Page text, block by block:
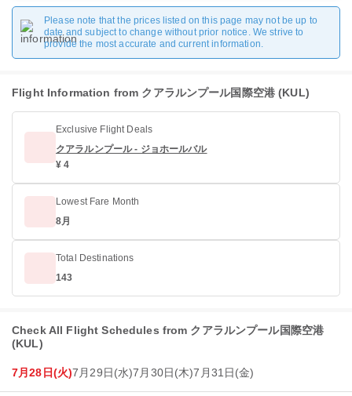
Please note that the prices listed on this page may not be up to
date and subject to change without prior notice. We strive to
provide the most accurate and current information.
Flight Information from クアラルンプール国際空港 (KUL)
Exclusive Flight Deals
クアラルンプール - ジョホールバル
¥ 4
Lowest Fare Month
8月
Total Destinations
143
Check All Flight Schedules from クアラルンプール国際空港
(KUL)
7月28日(火)7月29日(水)7月30日(木)7月31日(金)